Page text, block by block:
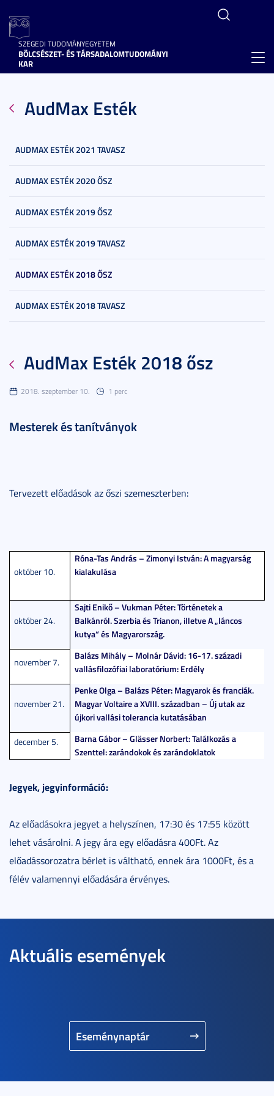
SZEGEDI TUDOMÁNYEGYETEM
BÖLCSÉSZET- ÉS TÁRSADALOMTUDOMÁNYI
KAR
AudMax Esték
AUDMAX ESTÉK 2021 TAVASZ
AUDMAX ESTÉK 2020 ŐSZ
AUDMAX ESTÉK 2019 ŐSZ
AUDMAX ESTÉK 2019 TAVASZ
AUDMAX ESTÉK 2018 ŐSZ
AUDMAX ESTÉK 2018 TAVASZ
AudMax Esték 2018 ősz
2018. szeptember 10. 1 perc
Mesterek és tanítványok
Tervezett előadások az őszi szemeszterben:
október 10.
Róna-Tas András – Zimonyi István: A magyarság
kialakulása
október 24.
Sajti Enikő – Vukman Péter: Történetek a
Balkánról. Szerbia és Trianon, illetve A „láncos
kutya“ és Magyarország.
november 7.
Balázs Mihály – Molnár Dávid: 16-17. századi
vallásfilozófiai laboratórium: Erdély
november 21.
Penke Olga – Balázs Péter: Magyarok és franciák.
Magyar Voltaire a XVIII. században – Új utak az
újkori vallási tolerancia kutatásában
december 5.
Barna Gábor – Glässer Norbert: Találkozás a
Szenttel: zarándokok és zarándoklatok
Jegyek, jegyinformáció:
Az előadásokra jegyet a helyszínen, 17:30 és 17:55 között
lehet vásárolni. A jegy ára egy előadásra 400Ft. Az
előadássorozatra bérlet is váltható, ennek ára 1000Ft, és a
félév valamennyi előadására érvényes.
Aktuális események
Eseménynaptár